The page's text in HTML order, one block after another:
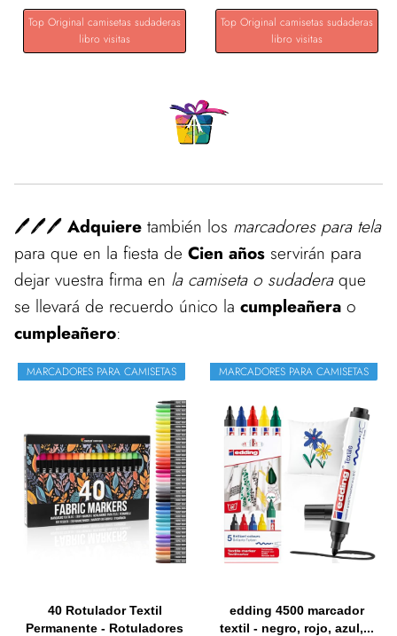
Top Original camisetas sudaderas
libro visitas
Top Original camisetas sudaderas
libro visitas
🖊️🖊️🖊️ Adquiere también los marcadores para tela
para que en la fiesta de Cien años servirán para
dejar vuestra firma en la camiseta o sudaderaque
se llevará de recuerdo único la cumpleañera o
cumpleañero:
MARCADORES PARA CAMISETAS
40 Rotulador Textil
Permanente - Rotuladores
MARCADORES PARA CAMISETAS
edding 4500 marcador
textil - negro, rojo, azul,...